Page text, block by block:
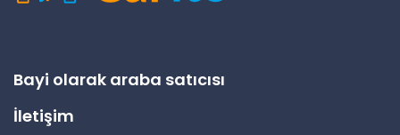
Bayi olarak araba satıcısı
İletişim